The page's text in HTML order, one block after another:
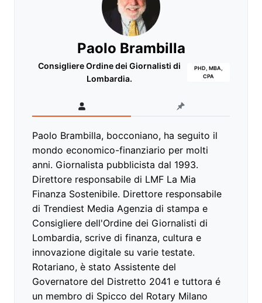
Paolo Brambilla
Consigliere Ordine dei Giornalisti di
Lombardia.
PHD, MBA,
CPA
Paolo Brambilla, bocconiano, ha seguito il
mondo economico-finanziario per molti
anni. Giornalista pubblicista dal 1993.
Direttore responsabile di LMF La Mia
Finanza Sostenibile. Direttore responsabile
di Trendiest Media Agenzia di stampa e
Consigliere dell'Ordine dei Giornalisti di
Lombardia, scrive di finanza, cultura e
innovazione digitale su varie testate.
Rotariano, è stato Assistente del
Governatore del Distretto 2041 e tuttora é
un membro di Spicco del Rotary Milano